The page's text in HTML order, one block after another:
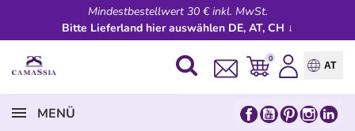
Mindestbestellwert 30 € inkl. MwSt.
Bitte Lieferland hier auswählen DE, AT, CH ↓
0
AT
MENÜ